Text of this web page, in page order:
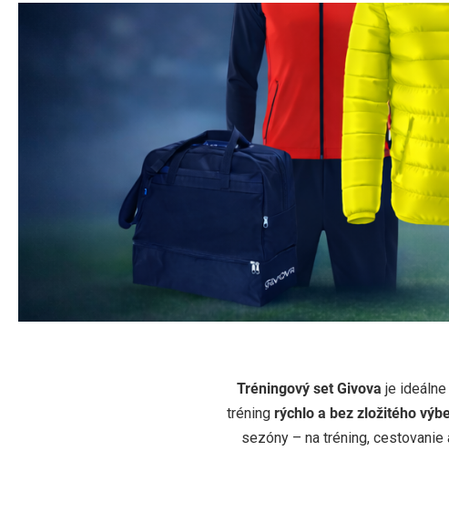
Tréningový set Givova
bunda do dažďa + mikina +
Tréningový set Givova je
tréning rýchlo a bez zložitého
sezóny – na tréning,